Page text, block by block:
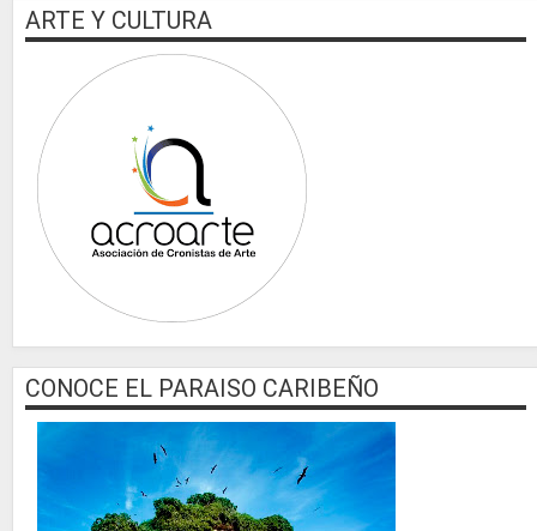
ARTE Y CULTURA
CONOCE EL PARAISO CARIBEÑO